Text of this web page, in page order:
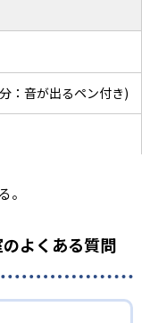
：音が出るペン付き)
。
よくある質問